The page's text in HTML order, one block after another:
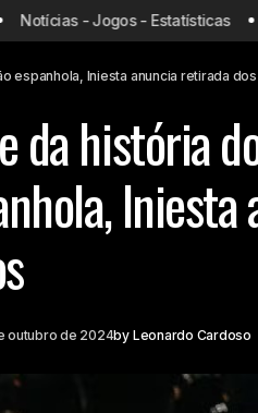
Europeu
Grande nome da
retirada dos
- Jogos - Estatísticas
espanhola, Iniesta anuncia retirada
da história
outubro de 2024by Leonardo Cardoso